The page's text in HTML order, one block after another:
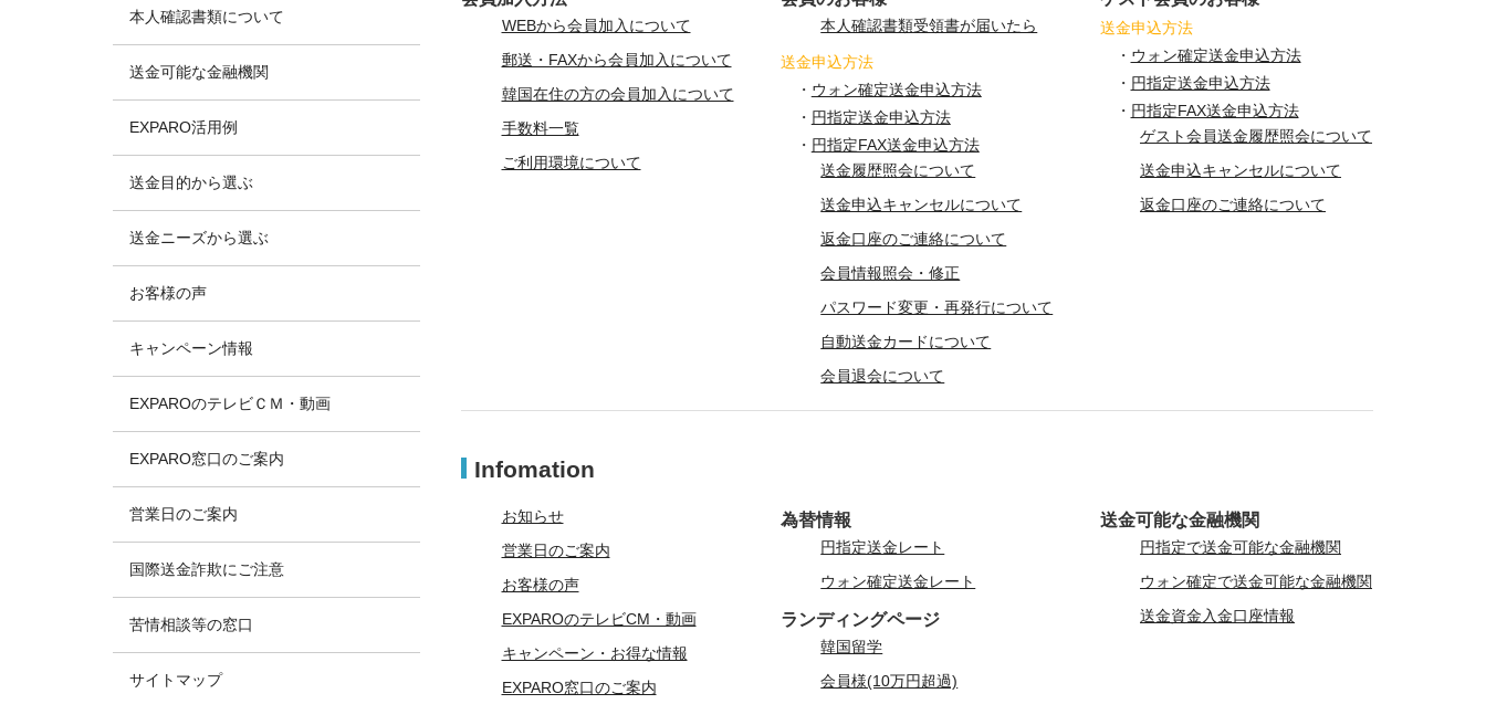
WEBから会員加入について
郵送・FAXから会員加入について
韓国在住の方の会員加入について
手数料一覧
ご利用環境について
本人確認書類受領書が届いたら
送金申込方法
・ ウォン確定送金申込方法
・ 円指定送金申込方法
・ 円指定FAX送金申込方法
送金履歴照会について
送金申込キャンセルについて
返金口座のご連絡について
会員情報照会・修正
パスワード変更・再発行について
自動送金カードについて
会員退会について
送金申込方法
・ ウォン確定送金申込方法
・ 円指定送金申込方法
・ 円指定FAX送金申込方法
ゲスト会員送金履歴照会について
送金申込キャンセルについて
返金口座のご連絡について
Infomation
お知らせ
営業日のご案内
お客様の声
EXPAROのテレビCM・動画
キャンペーン・お得な情報
EXPARO窓口のご案内
為替情報
円指定送金レート
ウォン確定送金レート
ランディングページ
韓国留学
会員様(10万円超過)
送金可能な金融機関
円指定で送金可能な金融機関
ウォン確定で送金可能な金融機関
送金資金入金口座情報
本人確認書類について
送金可能な金融機関
EXPARO活用例
送金目的から選ぶ
送金ニーズから選ぶ
お客様の声
キャンペーン情報
EXPAROのテレビＣＭ・動画
EXPARO窓口のご案内
営業日のご案内
国際送金詐欺にご注意
苦情相談等の窓口
サイトマップ